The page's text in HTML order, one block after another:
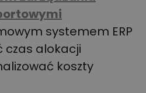
systemem ERP
czas alokacji
koszty